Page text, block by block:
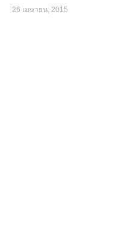
26 เมษายน, 2015